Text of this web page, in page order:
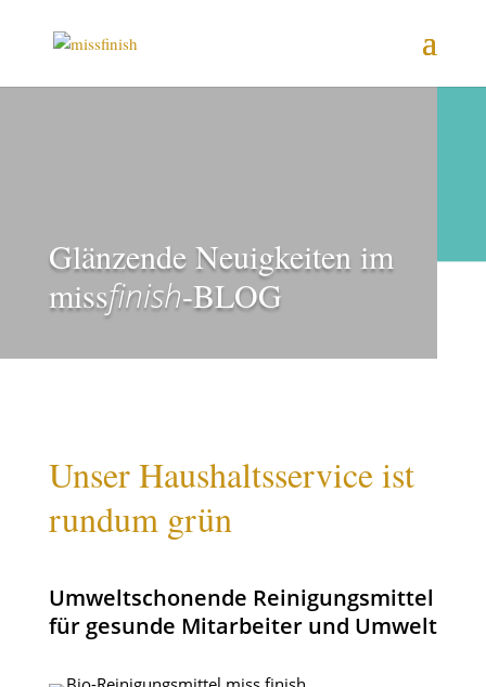
Glänzende Neuigkeiten im
missfinish-BLOG
Unser Haushaltsservice ist
rundum grün
Umweltschonende Reinigungsmittel
für gesunde Mitarbeiter und Umwelt